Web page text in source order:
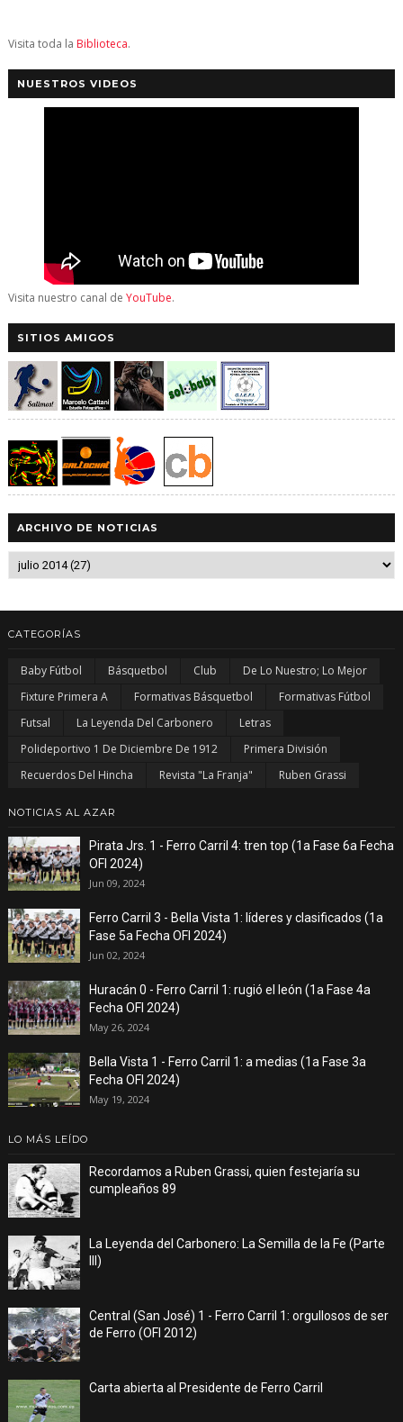
Visita toda la Biblioteca.
NUESTROS VIDEOS
Visita nuestro canal de YouTube.
SITIOS AMIGOS
ARCHIVO DE NOTICIAS
CATEGORÍAS
Baby Fútbol Básquetbol Club
De Lo Nuestro; Lo Mejor
Fixture Primera A
Formativas Básquetbol
Formativas Fútbol
Futsal
La Leyenda Del Carbonero
Letras
Polideportivo 1 De Diciembre De 1912
Primera División
Recuerdos Del Hincha
Revista "La Franja" Ruben Grassi
NOTICIAS AL AZAR
Pirata Jrs. 1 - Ferro Carril 4: tren top (1a Fase 6a Fecha
OFI 2024)
Jun 09, 2024
Ferro Carril 3 - Bella Vista 1: líderes y clasificados (1a
Fase 5a Fecha OFI 2024)
Jun 02, 2024
Huracán 0 - Ferro Carril 1: rugió el león (1a Fase 4a
Fecha OFI 2024)
May 26, 2024
Bella Vista 1 - Ferro Carril 1: a medias (1a Fase 3a
Fecha OFI 2024)
May 19, 2024
LO MÁS LEÍDO
Recordamos a Ruben Grassi, quien festejaría su
cumpleaños 89
La Leyenda del Carbonero: La Semilla de la Fe (Parte
III)
Central (San José) 1 - Ferro Carril 1: orgullosos de ser
de Ferro (OFI 2012)
Carta abierta al Presidente de Ferro Carril